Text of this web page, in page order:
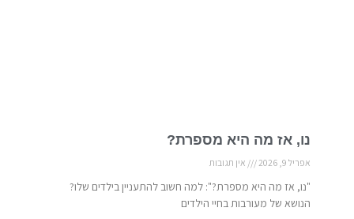
נו, אז מה היא מספרת?
אפריל 9, 2026 אין תגובות
"נו, אז מה היא מספרת?": למה חשוב להתעניין בילדים שלו?
הנושא של מעורבות בחיי הילדים